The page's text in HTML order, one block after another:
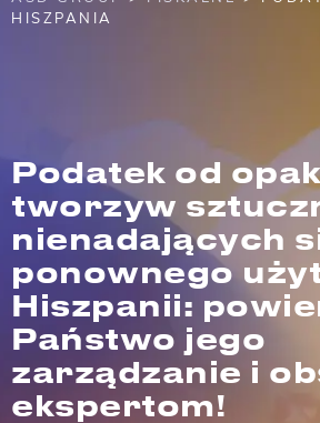
HISZPANIA
Podatek od
tworzyw
nienadających
ponownego
Hiszpanii:
Państwo jego
zarządzanie i
ekspertom!